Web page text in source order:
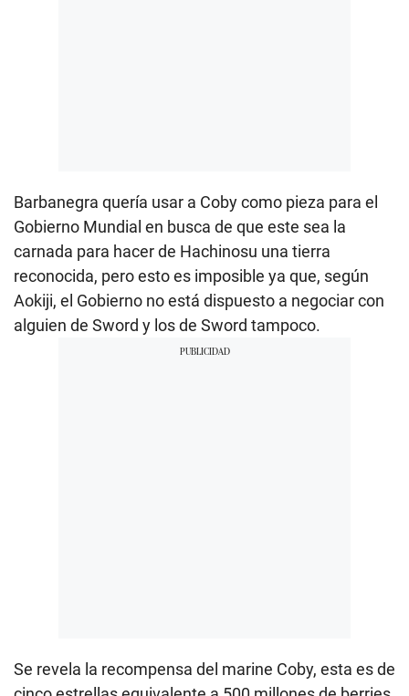
Barbanegra quería usar a Coby como pieza para el
Gobierno Mundial en busca de que este sea la
carnada para hacer de Hachinosu una tierra
reconocida, pero esto es imposible ya que, según
Aokiji, el Gobierno no está dispuesto a negociar con
alguien de Sword y los de Sword tampoco.
Se revela la recompensa del marine Coby, esta es de